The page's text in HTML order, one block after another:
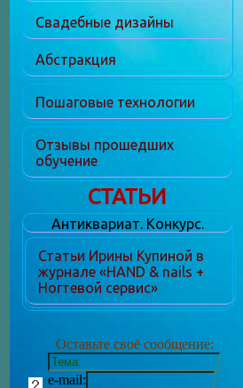
Свадебные дизайны
Абстракция
Пошаговые технологии
Отзывы прошедших
обучение
СТАТЬИ
Антиквариат. Конкурс.
Статьи Ирины Купиной в
журнале «HAND & nails +
Ногтевой сервис»
Оставьте своё сообщение:
e-mail: